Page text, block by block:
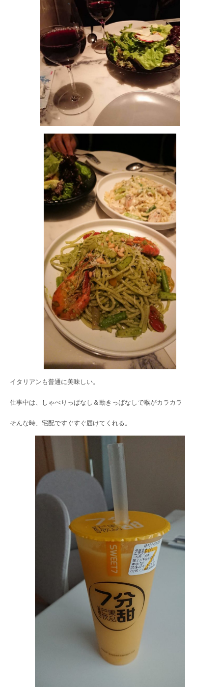
イタリアンも普通に美味しい。
仕事中は、しゃべりっぱなし＆動きっぱなしで喉がカラカラ
そんな時、宅配ですぐすぐ届けてくれる。